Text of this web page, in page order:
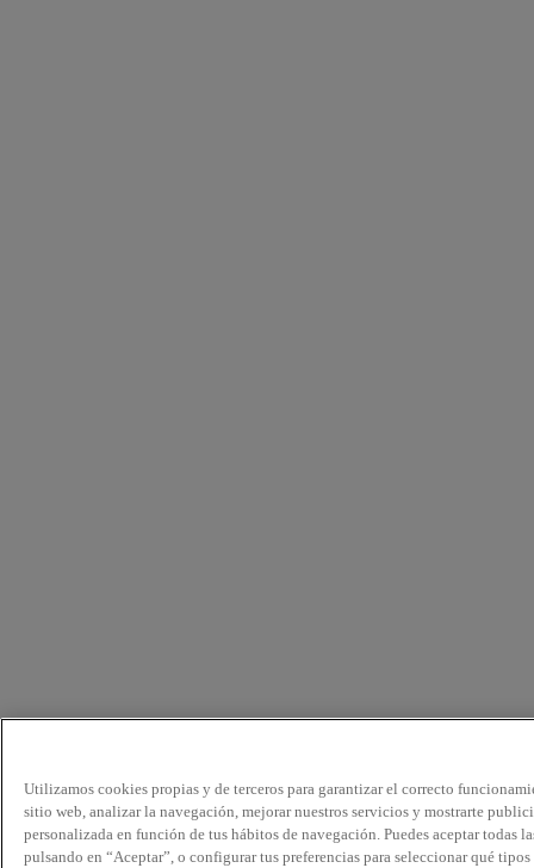
Utilizamos cookies propias y de terceros para garantizar el correcto
sitio web, analizar la navegación, mejorar nuestros servicios y mostrarte
personalizada en función de tus hábitos de navegación. Puedes aceptar todas
pulsando en “Aceptar”, o configurar tus preferencias para seleccionar qué tipos